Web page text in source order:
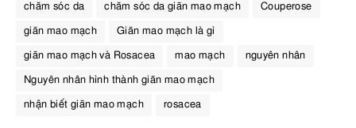
chăm sóc da chăm sóc da giãn mao mạch Couperose
giãn mao mạch Giãn mao mạch là gì
giãn mao mạch và Rosacea mao mạch nguyên nhân
Nguyên nhân hình thành giãn mao mạch
nhận biết giãn mao mạch rosacea